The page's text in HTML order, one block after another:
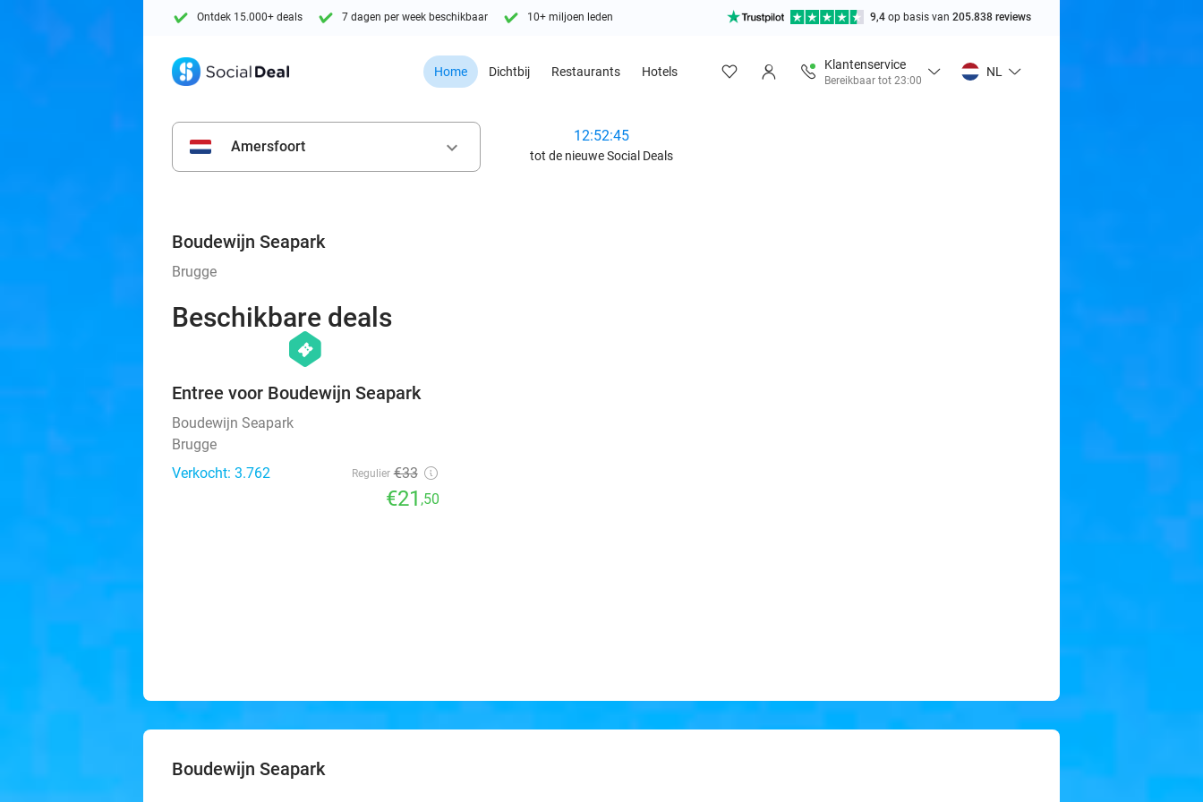
Ontdek 15.000+ deals 7 dagen per week beschikbaar 10+ miljoen leden 9,4 op basis van 205.838 reviews
Home Dichtbij Restaurants Hotels
Klantenservice
Bereikbaar tot 23:00
NL
Amersfoort keyboard_arrow_down
12:52:43
tot de nieuwe Social Deals
Boudewijn Seapark
Brugge
Beschikbare deals
hexagon
events
Entree voor Boudewijn Seapark
Boudewijn Seapark
Brugge
Verkocht: 3.762
Regulier €33
€21 ,50
Boudewijn Seapark